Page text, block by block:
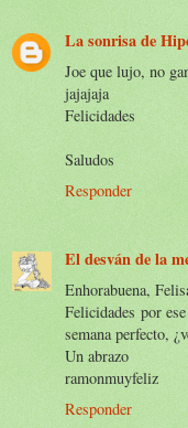
La sonrisa de
Joe que lujo, no
jajajaja
Felicidades
Saludos
Responder
El desván de la
Enhorabuena,
Felicidades por
semana perfecto,
Un abrazo
ramonmuyfeliz
Responder